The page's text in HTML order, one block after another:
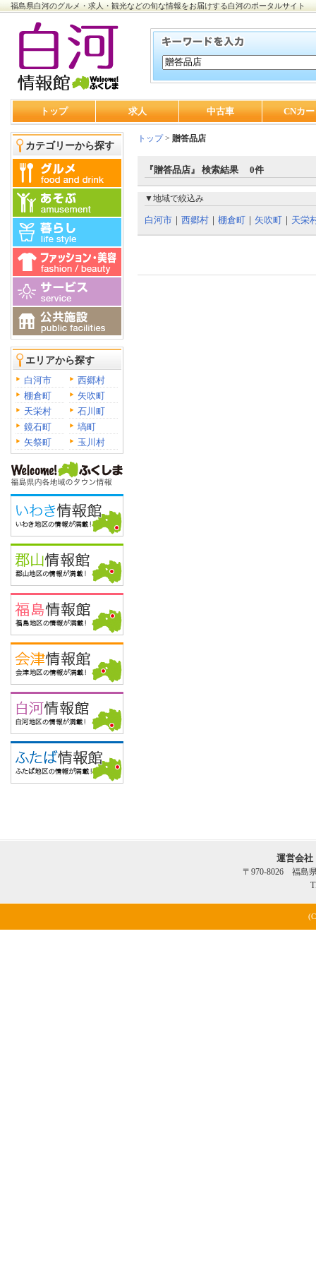
福島県白河のグルメ・求人・観光などの旬な情報をお届けする白河のポータルサイト
トップ 求人 中古車 CNカ
カテゴリーから探す
エリアから探す
白河市
西郷村
棚倉町
矢吹町
天栄村
石川町
鏡石町
塙町
矢祭町
玉川村
トップ> 贈答品店
『贈答品店』 検索結果 0件
▼地域で絞込み
白河市 ｜ 西郷村 ｜ 棚倉町 ｜ 矢吹町 ｜ 天栄
運営会
〒970-8026 福島